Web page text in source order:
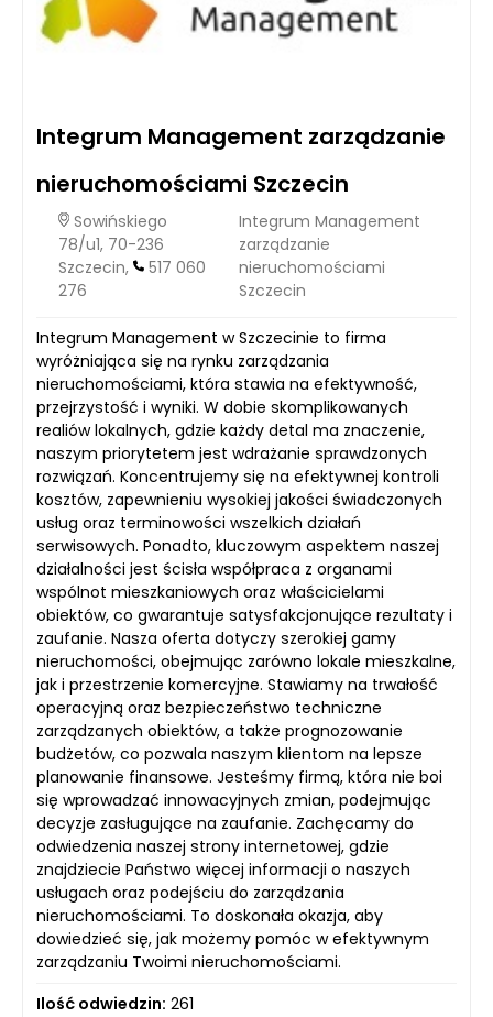
Integrum Management zarządzanie
nieruchomościami Szczecin
Sowińskiego
78/u1, 70-236
Szczecin,
517 060
276
Integrum Management
zarządzanie
nieruchomościami
Szczecin
Integrum Management w Szczecinie to firma
wyróżniająca się na rynku zarządzania
nieruchomościami, która stawia na efektywność,
przejrzystość i wyniki. W dobie skomplikowanych
realiów lokalnych, gdzie każdy detal ma znaczenie,
naszym priorytetem jest wdrażanie sprawdzonych
rozwiązań. Koncentrujemy się na efektywnej kontroli
kosztów, zapewnieniu wysokiej jakości świadczonych
usług oraz terminowości wszelkich działań
serwisowych. Ponadto, kluczowym aspektem naszej
działalności jest ścisła współpraca z organami
wspólnot mieszkaniowych oraz właścicielami
obiektów, co gwarantuje satysfakcjonujące rezultaty i
zaufanie. Nasza oferta dotyczy szerokiej gamy
nieruchomości, obejmując zarówno lokale mieszkalne,
jak i przestrzenie komercyjne. Stawiamy na trwałość
operacyjną oraz bezpieczeństwo techniczne
zarządzanych obiektów, a także prognozowanie
budżetów, co pozwala naszym klientom na lepsze
planowanie finansowe. Jesteśmy firmą, która nie boi
się wprowadzać innowacyjnych zmian, podejmując
decyzje zasługujące na zaufanie. Zachęcamy do
odwiedzenia naszej strony internetowej, gdzie
znajdziecie Państwo więcej informacji o naszych
usługach oraz podejściu do zarządzania
nieruchomościami. To doskonała okazja, aby
dowiedzieć się, jak możemy pomóc w efektywnym
zarządzaniu Twoimi nieruchomościami.
Ilość odwiedzin: 261